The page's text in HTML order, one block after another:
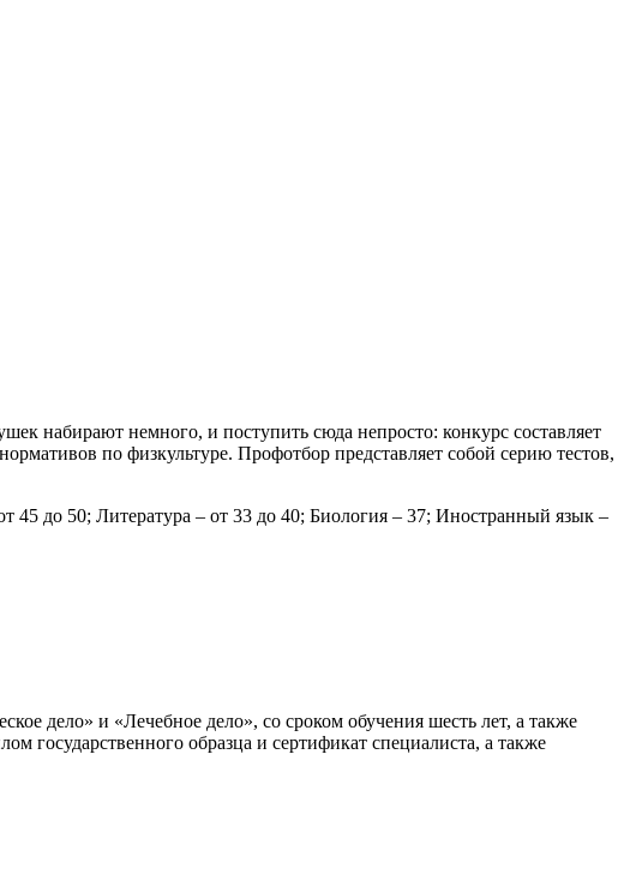
набирают немного, и поступить сюда непросто: конкурс составляет
по физкультуре. Профотбор представляет собой серию тестов,
до 50; Литература – от 33 до 40; Биология – 37; Иностранный язык –
дело» и «Лечебное дело», со сроком обучения шесть лет, а также
государственного образца и сертификат специалиста, а также